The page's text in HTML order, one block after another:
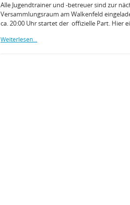
Alle Jugendtrainer und -betreuer sind zur
Versammlungsraum am Walkenfeld
ca. 20:00 Uhr startet der offizielle Part. Hier
Weiterlesen...